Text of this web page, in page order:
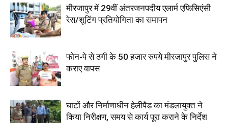
मीरजापुर में 29वीं अंतरजनपदीय एलार्म एफिसिएंसी
रेस/शूटिंग प्रतियोगिता का समापन
फोन-पे से ठगी के 50 हजार रुपये मीरजापुर पुलिस ने
कराए वापस
घाटों और निर्माणाधीन हेलीपैड का मंडलायुक्त ने
किया निरीक्षण, समय से कार्य पूरा कराने के निर्देश